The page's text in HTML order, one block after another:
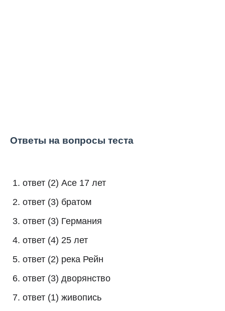
Ответы на вопросы теста
ответ (2) Асе 17 лет
ответ (3) братом
ответ (3) Германия
ответ (4) 25 лет
ответ (2) река Рейн
ответ (3) дворянство
ответ (1) живопись